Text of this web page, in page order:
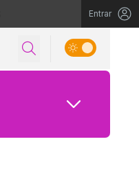
Entrar